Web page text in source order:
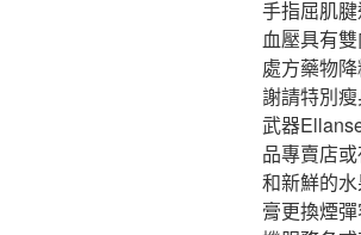
手指屈肌
血壓具有
處方藥物
謝請特別
武器
品專賣店
和新鮮的
膏更換煙